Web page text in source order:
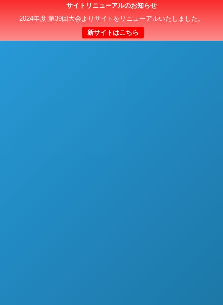
サイトリニューアルのお知らせ
2024年度 第39回大会よりサイトをリニューアルいたしました。
新サイトはこちら
日本クラブユースサッカー選手権（U-15）大会